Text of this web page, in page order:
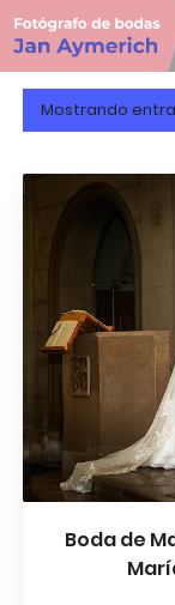
Mostrando
Boda de